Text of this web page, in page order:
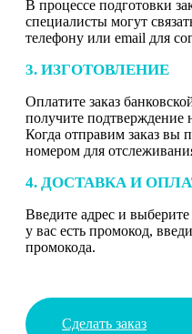
В процессе подготовки
специалисты могут
телефону или email для
3. ИЗГОТОВЛЕНИЕ
Оплатите заказ
получите подтверждение
Когда отправим заказ вы
номером для
4. ДОСТАВКА И
Введите адрес и выберите
у вас есть промокод,
промокода.
Сделать заказ